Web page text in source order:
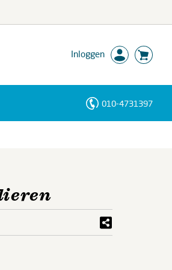
Inloggen
010-4731397